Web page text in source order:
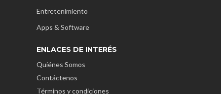
Entretenimiento
Apps & Software
ENLACES DE INTERÉS
Quiénes Somos
Contáctenos
Términos y condiciones